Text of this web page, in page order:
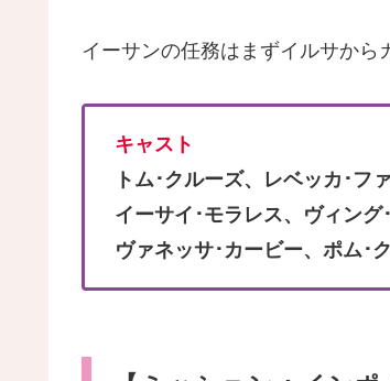
イーサンの任務はまずイルサから
キャスト
トム･クルーズ、レベッカ･フ
イーサイ･モラレス、ヴィング
ヴァネッサ･カービー、ポム･